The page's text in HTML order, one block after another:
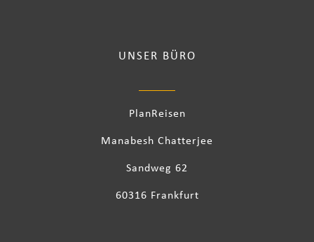
UNSER BÜRO
PlanReisen
Manabesh Chatterjee
Sandweg 62
60316 Frankfurt